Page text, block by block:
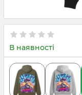
В наявності